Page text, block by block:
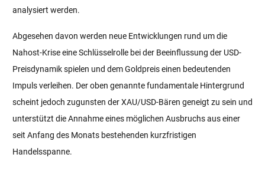
analysiert werden.
Abgesehen davon werden neue Entwicklungen rund um die
Nahost-Krise eine Schlüsselrolle bei der Beeinflussung der USD-
Preisdynamik spielen und dem Goldpreis einen bedeutenden
Impuls verleihen. Der oben genannte fundamentale Hintergrund
scheint jedoch zugunsten der XAU/USD-Bären geneigt zu sein und
unterstützt die Annahme eines möglichen Ausbruchs aus einer
seit Anfang des Monats bestehenden kurzfristigen
Handelsspanne.